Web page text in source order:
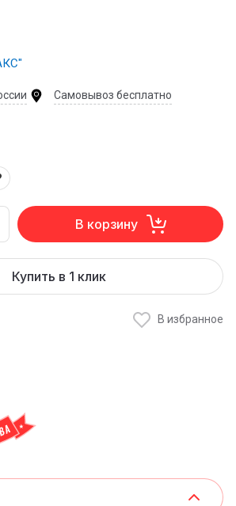
Самовывоз бесплатно
В корзину
Купить в 1 клик
В избранное